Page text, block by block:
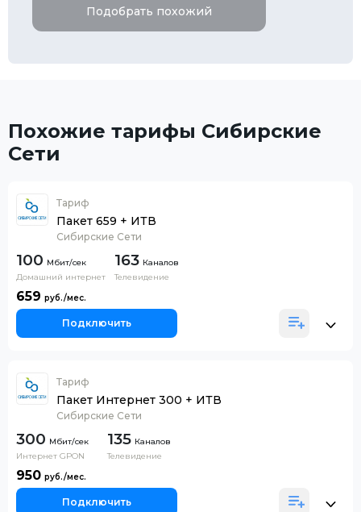
Подобрать похожий
Похожие тарифы Сибирские
Сети
Тариф
Пакет 659 + ИТВ
Сибирские Сети
100
Домашний интернет
163 Каналов
Телевидение
659
Подключить
Тариф
Пакет Интернет 300 + ИТВ
Сибирские Сети
300
Интернет GPON
135 Каналов
Телевидение
950
Подключить